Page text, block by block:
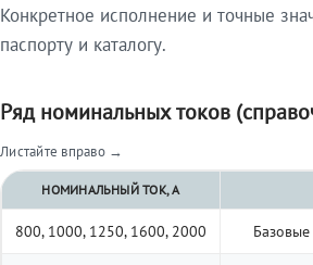
Конкретное исполнение и точные
паспорту и каталогу.
Ряд номинальных токов
Листайте вправо →
НОМИНАЛЬНЫЙ ТОК, А
800, 1000, 1250, 1600, 2000